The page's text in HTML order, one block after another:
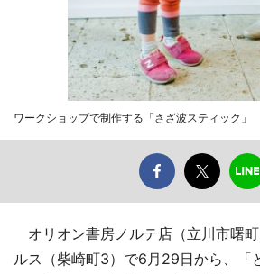
ワークショップで制作する「さざ波スティック」
オリオン書房ノルテ店（立川市曙
ルス（柴崎町3）で6月29日から、「